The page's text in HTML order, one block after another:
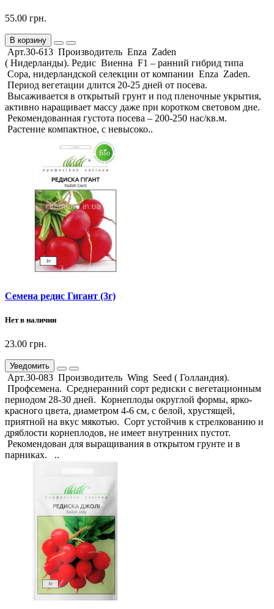
55.00 грн.
В корзину
Арт.30-613 Производитель Enza Zaden
( Нидерланды). Редис Виенна F1 – ранний гибрид типа
Сора, нидерландской селекции от компании Enza Zaden.
Период вегетации длится 20-25 дней от посева.
Высаживается в открытый грунт и под пленочные укрытия,
активно наращивает массу даже при коротком световом дне.
Рекомендованная густота посева – 200-250 нас/кв.м.
Растение компактное, с невысоко..
Семена редис Гигант (3г)
Нет в наличии
23.00 грн.
Уведомить
Арт.30-083 Производитель Wing Seed ( Голландия).
Профсемена. Среднеранний сорт редиски с вегетационным
периодом 28-30 дней. Корнеплоды округлой формы, ярко-
красного цвета, диаметром 4-6 см, с белой, хрустящей,
приятной на вкус мякотью. Сорт устойчив к стрелкованию и
дряблости корнеплодов, не имеет внутренних пустот.
Рекомендован для выращивания в открытом грунте и в
парниках. ..